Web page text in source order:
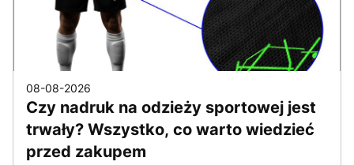
08-08-2026
Czy nadruk na odzieży sportowej jest
trwały? Wszystko, co warto wiedzieć
przed zakupem